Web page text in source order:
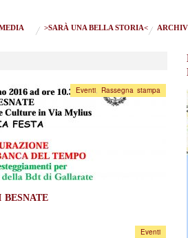
>SARÀ UNA BELLA STORIA<
Eventi, Rassegna stampa
Eventi